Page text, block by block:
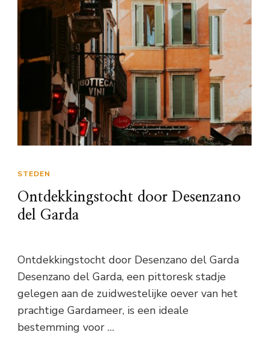
STEDEN
Ontdekkingstocht door Desenzano
del Garda
Ontdekkingstocht door Desenzano del Garda
Desenzano del Garda, een pittoresk stadje
gelegen aan de zuidwestelijke oever van het
prachtige Gardameer, is een ideale
bestemming voor …